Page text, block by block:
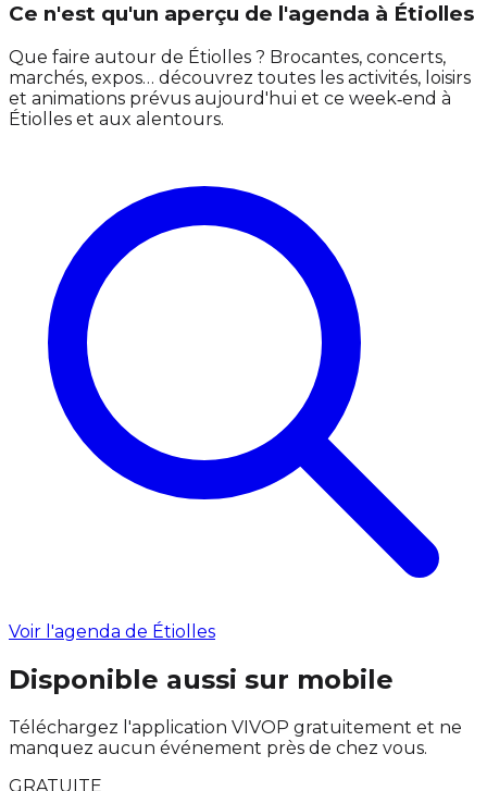
Ce n'est qu'un aperçu de l'agenda à Étiolles
Que faire autour de Étiolles ? Brocantes, concerts,
marchés, expos… découvrez toutes les activités, loisirs
et animations prévus aujourd'hui et ce week‑end à
Étiolles et aux alentours.
Voir l'agenda de Étiolles
Disponible aussi sur mobile
Téléchargez l'application VIVOP gratuitement et ne
manquez aucun événement près de chez vous.
GRATUITE